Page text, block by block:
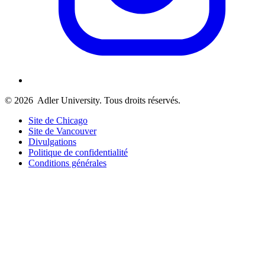
© 2026 Adler University. Tous droits réservés.
Site de Chicago
Site de Vancouver
Divulgations
Politique de confidentialité
Conditions générales